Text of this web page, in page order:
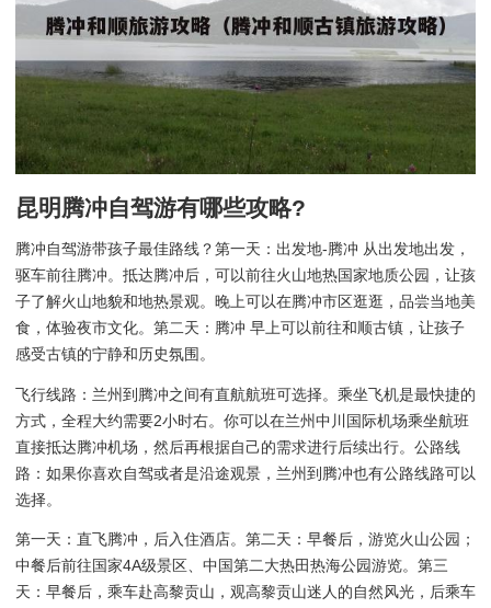
昆明腾冲自驾游有哪些攻略?
腾冲自驾游带孩子最佳路线？第一天：出发地-腾冲 从出发地出发，
驱车前往腾冲。抵达腾冲后，可以前往火山地热国家地质公园，让孩
子了解火山地貌和地热景观。晚上可以在腾冲市区逛逛，品尝当地美
食，体验夜市文化。第二天：腾冲 早上可以前往和顺古镇，让孩子
感受古镇的宁静和历史氛围。
飞行线路：兰州到腾冲之间有直航航班可选择。乘坐飞机是最快捷的
方式，全程大约需要2小时右。你可以在兰州中川国际机场乘坐航班
直接抵达腾冲机场，然后再根据自己的需求进行后续出行。公路线
路：如果你喜欢自驾或者是沿途观景，兰州到腾冲也有公路线路可以
选择。
第一天：直飞腾冲，后入住酒店。第二天：早餐后，游览火山公园；
中餐后前往国家4A级景区、中国第二大热田热海公园游览。第三
天：早餐后，乘车赴高黎贡山，观高黎贡山迷人的自然风光，后乘车